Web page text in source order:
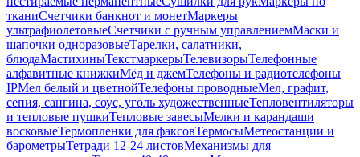
тканиСчетчики банкнот и монетМаркеры
ультрафиолетовыеСчетчики с ручным управлениемМаски и
шапочки одноразовыеТарелки, салатники,
блюдаМастихиныТекстмаркерыТелевизорыТелефонные
алфавитные книжкиМёд и джемТелефоны и радиотелефоны
IPМел белый и цветнойТелефоны проводныеМел, графит,
сепия, сангина, соус, уголь художественныеТепловентиляторы
и тепловые пушкиТепловые завесыМелки и карандаши
восковыеТермопленки для факсовТермосыМетеостанции и
барометрыТетради 12-24 листовМеханизмы для